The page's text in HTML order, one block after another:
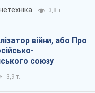
3,8 т.
війни, або Про
союзу
3,9 т.